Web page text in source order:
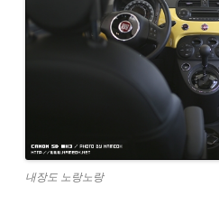
내장도 노랑노랑